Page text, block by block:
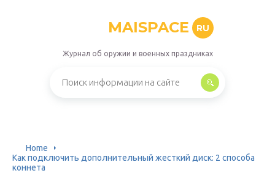
MAISPACE RU
Журнал об оружии и военных праздниках
Home
Как подключить дополнительный жесткий диск: 2 способа
коннета